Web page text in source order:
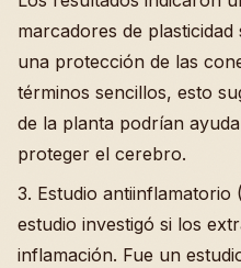
marcadores de
una protección de las
términos sencillos, esto
de la planta podrían
proteger el cerebro.
3. Estudio antiinflamatorio
estudio investigó si los
inflamación. Fue un